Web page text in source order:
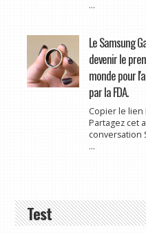
...
Le Samsung
devenir le
monde pour
par la FDA.
Copier le lien
Partagez cet
conversation
...
Test